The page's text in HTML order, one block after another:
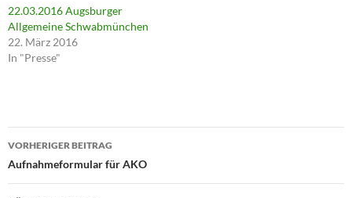
t
e
r
z
t
(
i
d
n
22.03.2016 Augsburger
Allgemeine Schwabmünchen
22. März 2016
In "Presse"
Beitragsnavigation
VORHERIGER BEITRAG
Aufnahmeformular für AKO